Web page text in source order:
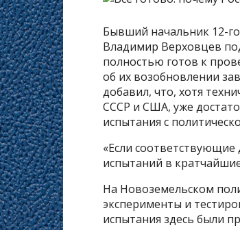
Бывший начальник 12-
Владимир Верховцев
полностью готов к
об их возобновлении
добавил, что, хотя
СССР и США, уже
испытания с
«Если
испытаний в
На Новоземельском
эксперименты и
испытания здесь были